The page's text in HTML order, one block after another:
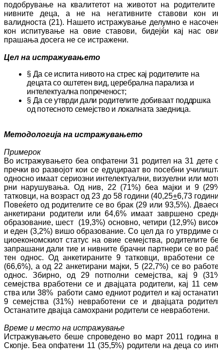
подобрување на ква­ли­тетот на животот на
нив­ни­те деца, а не на негативните ставови кон
валидноста ­(21). Нашето истражување де­лум­но е
кон испитување на овие ста­во­ви, бидејќи кај нас
прашања до­се­га не се истражени.
Цел на истражувањето
§ Да се испита нивото на стрес кај ро­ди­те­ли­те на
децата со оштетен вид, церебрална па­ра­лиза и
интелектуална попреченост;
§ Да се утврди дали родителите добиваат под­дршка
од потесното семејство и ло­кал­на­та заедница.
Методологија на истражувањето
Примерок
Во истражувањето беа опфатени 31 родител на 31 дете
пречки во развојот кои се еду­ци­ра­ат во посебни
односно имаат сериоз­ни интелектуални, визуелни или
рни нарушувања. Од нив, 22 (71%) беа мај­ки и 9
татковци, на возраст од 23 до 58 години (40,25+6,73
Повеќето од родителите се во брак (29 или 93,5%).
ан­ке­тирани родители или 64,6% имаат за­вр­ше­но
образование, шест (19,3%) ос­нов­но, четири (12,9%)
и еден (3,2%) вишо об­ра­зо­ва­ние. Со цел да го утврдиме
цио­еко­ном­ски­от статус на овие семејства, родителите
запрашани дали тие и нивните брачни парт­нери се во ра
тен однос. Од ан­ке­ти­ра­ни­те 9 татковци, вработени се
(66,6%), а од 22 анкетирани мајки, 5 (22,7%) се во
од­нос. Збирно, од 29 потполни семејства, кај 9
семејства вработени се и двај­ца­та родители, кај 11 се
ства или 38% ра­бо­ти само едниот родител и кај
9 се­мејства (31%) невработени се и двајцата
Останатите двајца самохрани родители се невработени.
Време и место на истражување
Истражувањето беше спроведено во март 2011 година
Скопје. Беа опфатени 11 (35,5%) родители на деца со